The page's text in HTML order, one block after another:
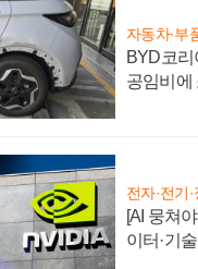
자동차·부
BYD코리
공임비에
전자·전기
[AI 뭉쳐
이터·기